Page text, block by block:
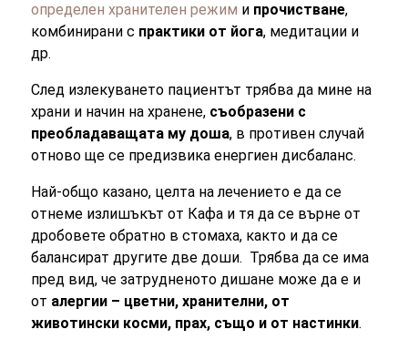
определен хранителен режим и прочистване,
комбинирани с практики от йога, медитации и
др.
След излекуването пациентът трябва да мине на
храни и начин на хранене, съобразени с
преобладаващата му доша, в противен случай
отново ще се предизвика енергиен дисбаланс.
Най-общо казано, целта на лечението е да се
отнеме излишъкът от Кафа и тя да се върне от
дробовете обратно в стомаха, както и да се
балансират другите две доши. Трябва да се има
пред вид, че затрудненото дишане може да е и
от алергии – цветни, хранителни, от
животински косми, прах, също и от настинки.